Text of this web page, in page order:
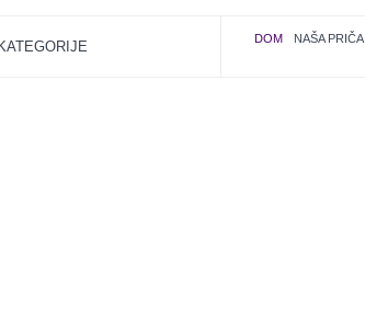
KATEGORIJE DOM NAŠA PRIČA